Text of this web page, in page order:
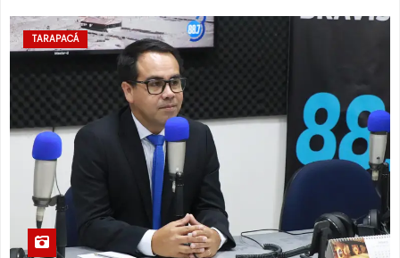
TARAPACÁ